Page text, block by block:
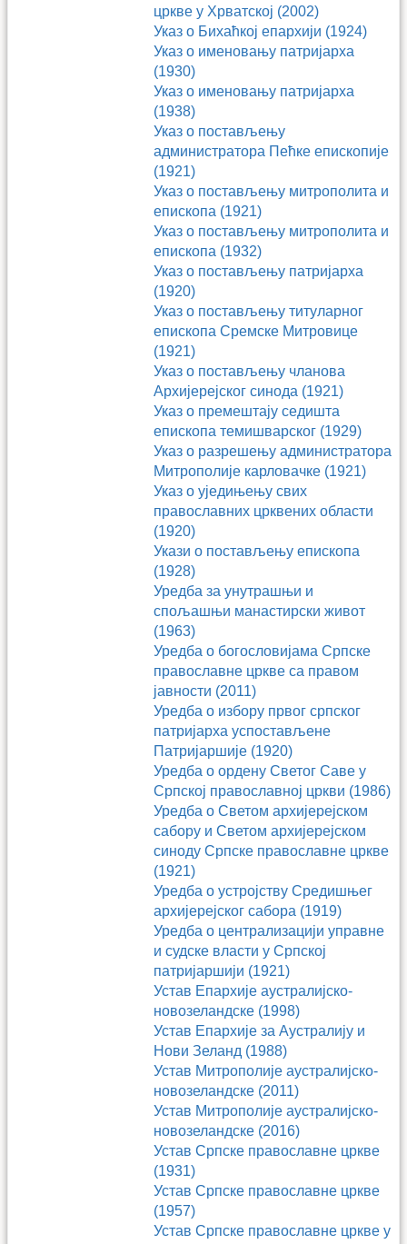
цркве у Хрватској (2002)
Указ о Бихаћкој епархији (1924)
Указ о именовању патријарха
(1930)
Указ о именовању патријарха
(1938)
Указ о постављењу
администратора Пећке епископије
(1921)
Указ о постављењу митрополита и
епископа (1921)
Указ о постављењу митрополита и
епископа (1932)
Указ о постављењу патријарха
(1920)
Указ о постављењу титуларног
епископа Сремске Митровице
(1921)
Указ о постављењу чланова
Архијерејског синода (1921)
Указ о премештају седишта
епископа темишварског (1929)
Указ о разрешењу администратора
Митрополије карловачке (1921)
Указ о уједињењу свих
православних црквених области
(1920)
Укази о постављењу епископа
(1928)
Уредба за унутрашњи и
спољашњи манастирски живот
(1963)
Уредба о богословијама Српске
православне цркве са правом
јавности (2011)
Уредба о избору првог српског
патријарха успостављене
Патријаршије (1920)
Уредба о ордену Светог Саве у
Српској православној цркви (1986)
Уредба о Светом архијерејском
сабору и Светом архијерејском
синоду Српске православне цркве
(1921)
Уредба о устројству Средишњег
архијерејског сабора (1919)
Уредба о централизацији управне
и судске власти у Српској
патријаршији (1921)
Устав Епархије аустралијско-
новозеландске (1998)
Устав Епархије за Аустралију и
Нови Зеланд (1988)
Устав Митрополије аустралијско-
новозеландске (2011)
Устав Митрополије аустралијско-
новозеландске (2016)
Устав Српске православне цркве
(1931)
Устав Српске православне цркве
(1957)
Устав Српске православне цркве у